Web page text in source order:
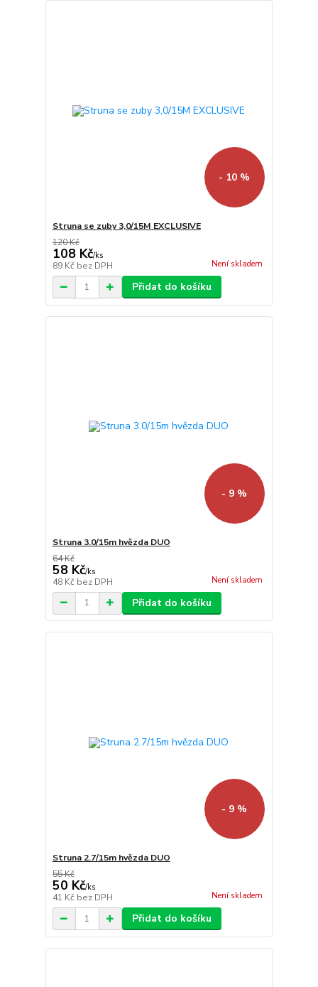
- 10 %
Struna se zuby 3,0/15M EXCLUSIVE
120 Kč
108 Kč/ks
89 Kč bez DPH Není skladem
Přidat do košíku
- 9 %
Struna 3.0/15m hvězda DUO
64 Kč
58 Kč/ks
48 Kč bez DPH Není skladem
Přidat do košíku
- 9 %
Struna 2.7/15m hvězda DUO
55 Kč
50 Kč/ks
41 Kč bez DPH Není skladem
Přidat do košíku